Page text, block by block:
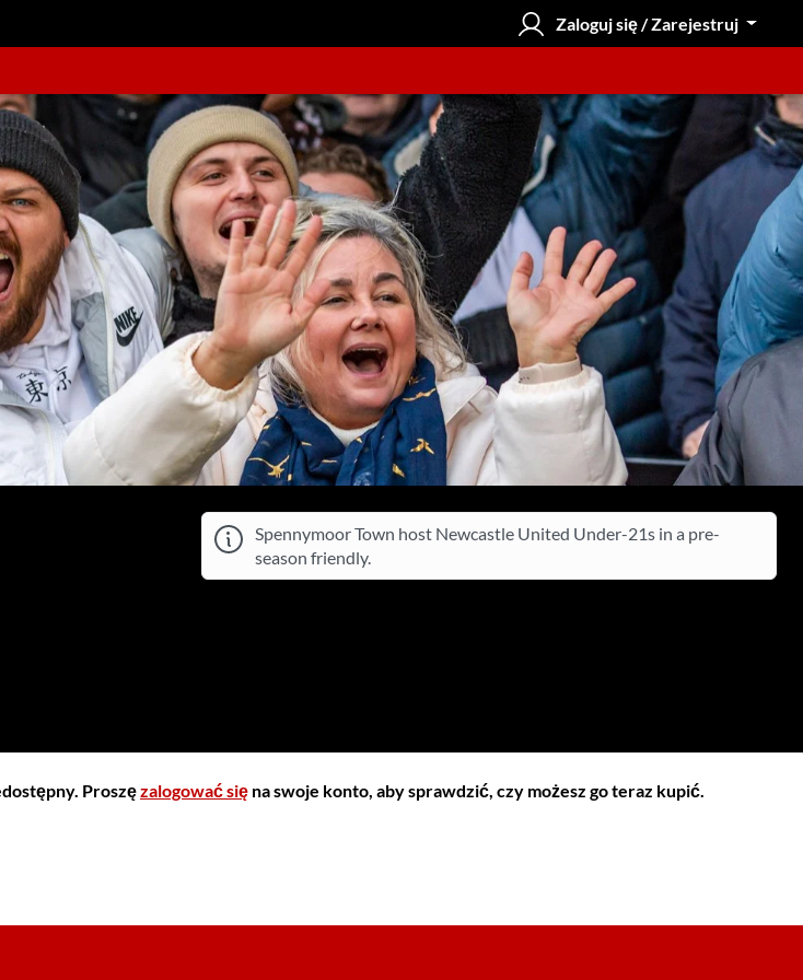
Zaloguj się / Zarejestruj
Spennymoor Town host Newcastle United Under-21s in a pre-
season friendly.
Proszęzalogować się na swoje konto, aby sprawdzić, czy możesz go teraz kupić.